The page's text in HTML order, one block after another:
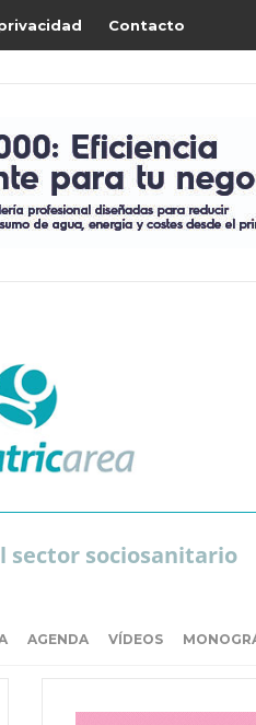
Contacto
sector sociosanitario
AGENDA VÍDEOS